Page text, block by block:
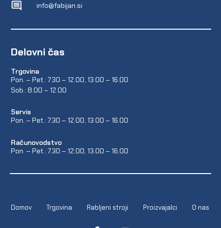
info@fabijan.si
Delovni čas
Trgovina
Pon. – Pet.: 7.30 – 12.00, 13.00 – 16.00
Sob.: 8.00 – 12.00
Servis
Pon. – Pet.: 7.30 – 12.00, 13.00 – 16.00
Računovodstvo
Pon. – Pet.: 7.30 – 12.00, 13.00 – 16.00
Domov Trgovina Rabljeni stroji Proizvajalci O nas